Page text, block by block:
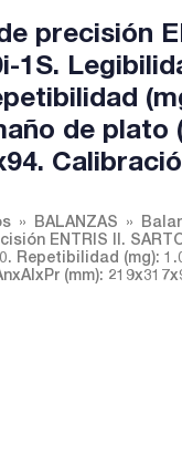
precisión
1S.
de plato
BALANZAS
ENTRIS II.
Repetibilidad (mg):
(mm):